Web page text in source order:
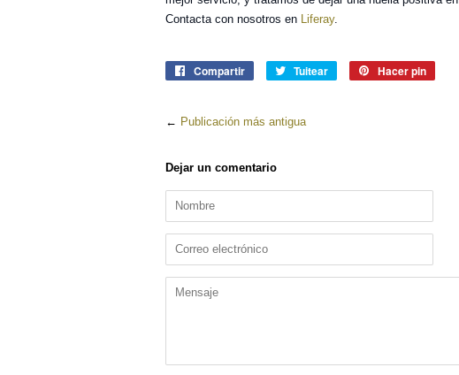
Contacta con nosotros en Liferay.
Compartir
CompartirTuitear
Tuitear Hacer pin
← Publicación más antigua
Dejar un comentario
Nombre
Correo
electrónico
Mensaje